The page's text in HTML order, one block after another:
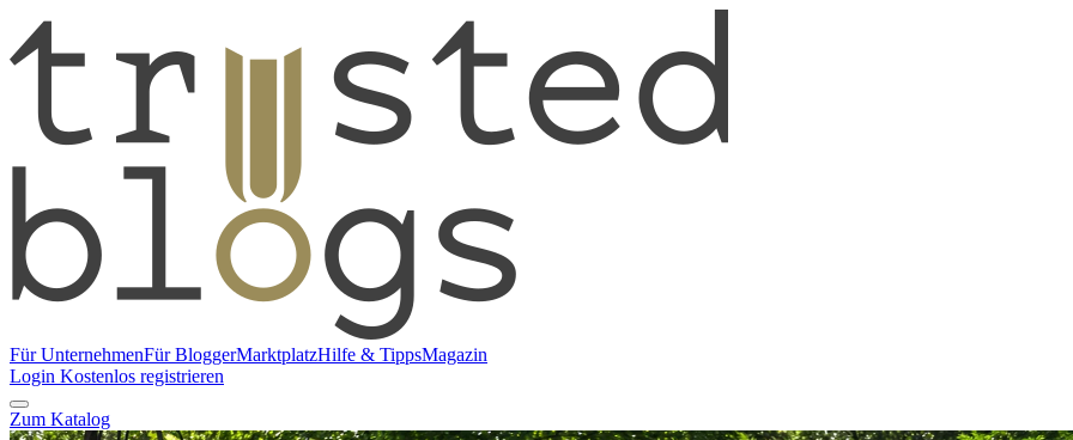
Für UnternehmenFür BloggerMarktplatzHilfe & TippsMagazin
Login Kostenlos registrieren
Zum Katalog